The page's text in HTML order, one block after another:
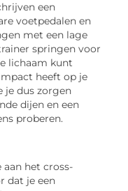
een
voetpedalen en
met een lage
springen voor
lichaam kunt
heeft op je
je dus zorgen
dijen en een
proberen.
aan het cross-
dat je een